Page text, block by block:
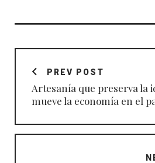
Navegación
entradasPREV POST
Artesanía que preserva la
mueve la economía en el